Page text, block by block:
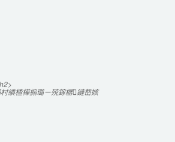
績楂樺搧璐ㄧ殑鎵樼鏈嶅姟